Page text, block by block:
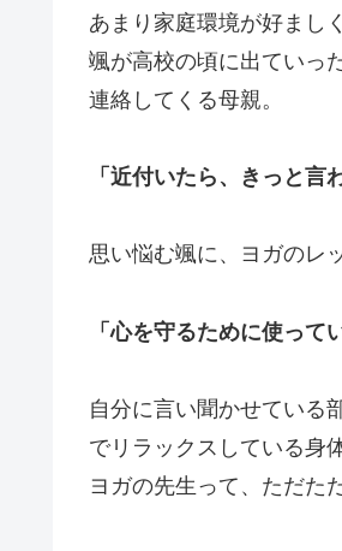
あまり家庭環境が好まし
颯が高校の頃に出ていっ
連絡してくる母親。
「近付いたら、きっと言
思い悩む颯に、ヨガのレ
「心を守るために使って
自分に言い聞かせている
でリラックスしている身
ヨガの先生って、ただた